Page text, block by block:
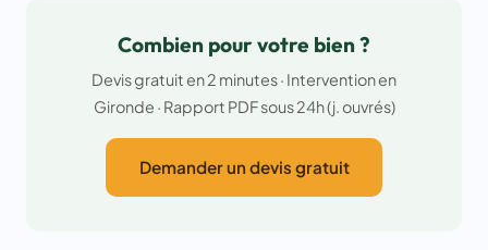
Combien pour votre bien ?
Devis gratuit en 2 minutes · Intervention en
Gironde · Rapport PDF sous 24h (j. ouvrés)
Demander un devis gratuit